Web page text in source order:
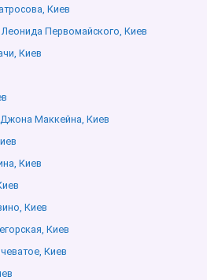
Киев
Первомайского, Киев
Киев
Маккейна, Киев
Киев
Киев
Киев
Киев